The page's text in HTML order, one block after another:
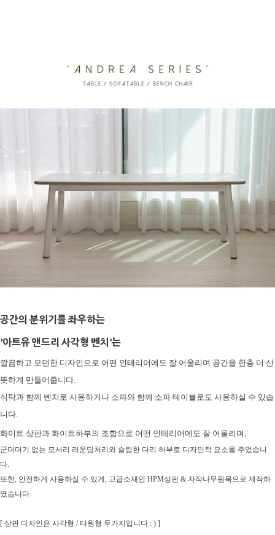
공간의 분위기를 좌우하는
'아트유 앤드리 사각형 벤치'는
깔끔하고 모던한 디자인으로 어떤 인테리어에도 잘 어울리며 공간을 한층 더 산
뜻하게 만들어줍니다.
식탁과 함께 벤치로 사용하거나 소파와 함께 소파 테이블로도 사용하실 수 있습
니다.
화이트 상판과 화이트하부의 조합으로 어떤 인테리어에도 잘 어울리며,
군더더기 없는 모서리 라운딩처리와 슬림한 다리 하부로 디자인적 요소를 주었습니
다.
또한, 안전하게 사용하실 수 있게, 고급소재인 HPM상판 & 자작나무원목으로 제작하
였습니다.
[ 상판 디자인은 사각형 / 타원형 두가지입니다 : ) ]